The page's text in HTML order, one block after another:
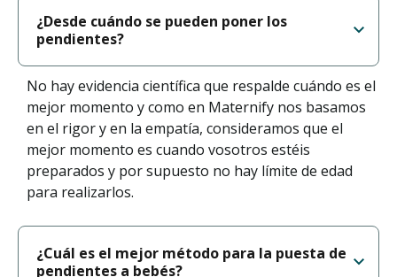
¿Desde cuándo se pueden poner los
pendientes?
No hay evidencia científica que respalde cuándo es el
mejor momento y como en Maternify nos basamos
en el rigor y en la empatía, consideramos que el
mejor momento es cuando vosotros estéis
preparados y por supuesto no hay límite de edad
para realizarlos.
¿Cuál es el mejor método para la puesta de
pendientes a bebés?